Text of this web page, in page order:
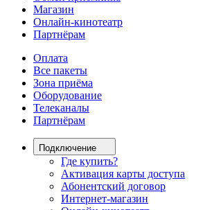
Магазин
Онлайн-кинотеатр
Партнёрам
Оплата
Все пакеты
Зона приёма
Оборудование
Телеканалы
Партнёрам
Подключение
Где купить?
Активация карты доступа
Абонентский договор
Интернет-магазин